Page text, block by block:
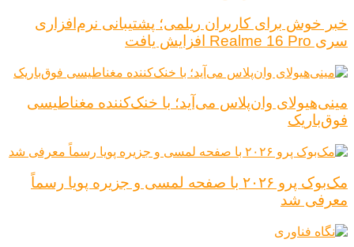
خبر خوش برای کاربران ریلمی؛ پشتیبانی نرم‌افزاری
سری Realme 16 Pro افزایش یافت
مینی‌هیولای وان‌پلاس می‌آید؛ با خنک‌کننده مغناطیسی
فوق‌باریک
مک‌بوک پرو ۲۰۲۶ با صفحه لمسی و جزیره پویا رسماً
معرفی شد